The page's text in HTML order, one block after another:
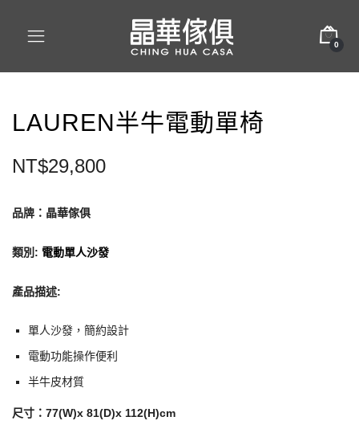
0
LAUREN半牛電動單椅
NT$29,800
品牌：晶華傢俱
類別 : 電動單人沙發
產品描述:
單人沙發，簡約設計
電動功能操作便利
半牛皮材質
尺寸：77(W)x 81(D)x 112(H)cm